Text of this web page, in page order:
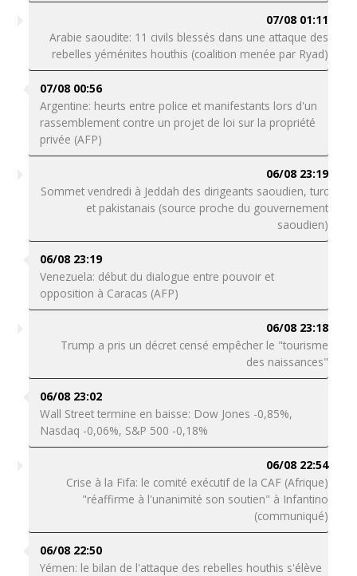
07/08 01:11
Arabie saoudite: 11 civils blessés dans une attaque des
rebelles yéménites houthis (coalition menée par Ryad)
07/08 00:56
Argentine: heurts entre police et manifestants lors d'un
rassemblement contre un projet de loi sur la propriété
privée (AFP)
06/08 23:19
Sommet vendredi à Jeddah des dirigeants saoudien, turc
et pakistanais (source proche du gouvernement
saoudien)
06/08 23:19
Venezuela: début du dialogue entre pouvoir et
opposition à Caracas (AFP)
06/08 23:18
Trump a pris un décret censé empêcher le "tourisme
des naissances"
06/08 23:02
Wall Street termine en baisse: Dow Jones -0,85%,
Nasdaq -0,06%, S&P 500 -0,18%
06/08 22:54
Crise à la Fifa: le comité exécutif de la CAF (Afrique)
"réaffirme à l'unanimité son soutien" à Infantino
(communiqué)
06/08 22:50
Yémen: le bilan de l'attaque des rebelles houthis s'élève